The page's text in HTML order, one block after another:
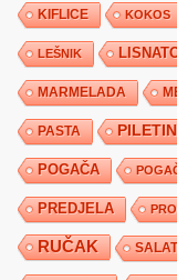
KIFLICE KOKOS
LEŠNIK
MARMELADA
PASTA
POGAČA
PREDJELA
RUČAK